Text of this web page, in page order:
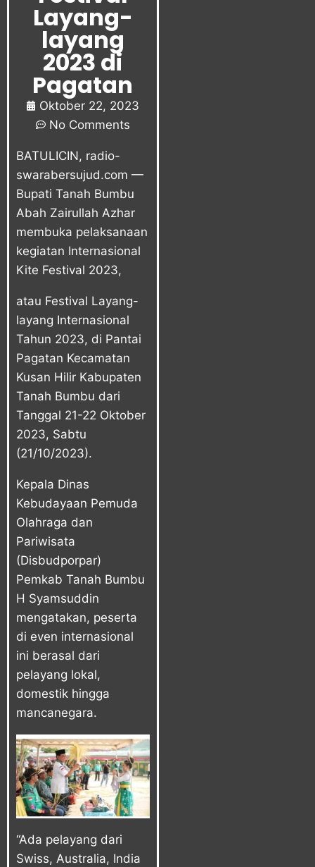
Layang-
layang
2023 di
Pagatan
Oktober 22, 2023
No Comments
BATULICIN, radio-
swarabersujud.com —
Bupati Tanah Bumbu
Abah Zairullah Azhar
membuka pelaksanaan
kegiatan Internasional
Kite Festival 2023,
atau Festival Layang-
layang Internasional
Tahun 2023, di Pantai
Pagatan Kecamatan
Kusan Hilir Kabupaten
Tanah Bumbu dari
Tanggal 21-22 Oktober
2023, Sabtu
(21/10/2023).
Kepala Dinas
Kebudayaan Pemuda
Olahraga dan
Pariwisata
(Disbudporpar)
Pemkab Tanah Bumbu
H Syamsuddin
mengatakan, peserta
di even internasional
ini berasal dari
pelayang lokal,
domestik hingga
mancanegara.
“Ada pelayang dari
Swiss, Australia, India